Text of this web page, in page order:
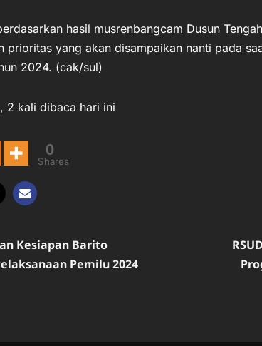
hasil musrenbangcam Dusun
prioritas yang akan disampaikan nanti pada
2024. (cak/sul)
, 2 kali dibaca hari ini
0
Shares
Kesiapan Barito
Pemilu 2024